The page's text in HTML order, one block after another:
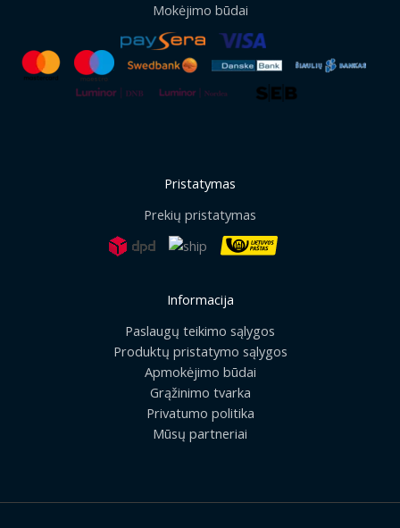
Mokėjimo būdai
Pristatymas
Prekių pristatymas
Informacija
Paslaugų teikimo sąlygos
Produktų pristatymo sąlygos
Apmokėjimo būdai
Grąžinimo tvarka
Privatumo politika
Mūsų partneriai